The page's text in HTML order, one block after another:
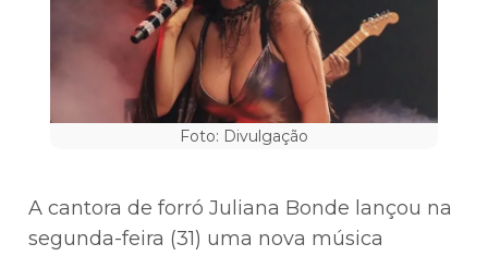
Foto: Divulgação
A cantora de forró Juliana Bonde lançou na
segunda-feira (31) uma nova música